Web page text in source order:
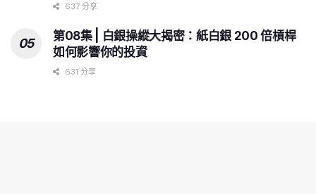
637 分享
第08集 | 白銀操縱大揭密：紙白銀 200 倍槓桿
如何影響你的投資
631 分享